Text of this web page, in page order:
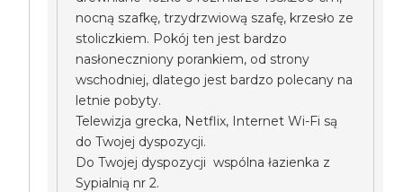
nocną szafkę, trzydrzwiową szafę, krzesło ze
stoliczkiem. Pokój ten jest bardzo
nasłoneczniony porankiem, od strony
wschodniej, dlatego jest bardzo polecany na
letnie pobyty.
Telewizja grecka, Netflix, Internet Wi-Fi są
do Twojej dyspozycji.
Do Twojej dyspozycji wspólna łazienka z
Sypialnią nr 2.